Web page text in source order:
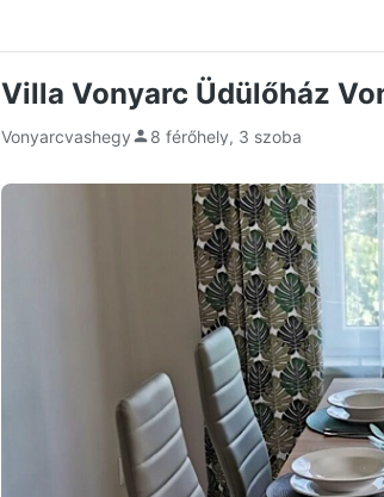
Villa Vonyarc Üdülőház
Vonyarcvashegy 8 férőhely, 3 szoba